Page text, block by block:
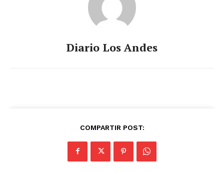
Diario Los Andes
COMPARTIR POST: